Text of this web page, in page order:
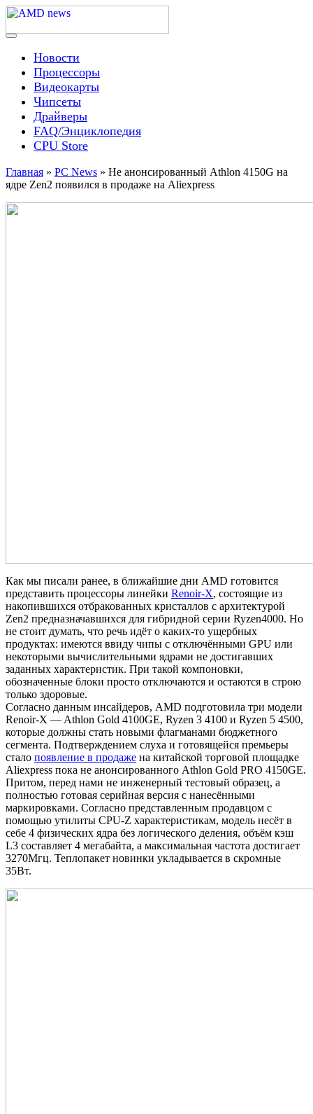
Skip
content
AMD news
Menu
Новости
Процессоры
Видеокарты
Чипсеты
Драйверы
FAQ/Энциклопедия
CPU Store
Главная » PC News » Не анонсированный Athlon 4150G на
ядре Zen2 появился в продаже на Aliexpress
Как мы писали ранее, в ближайшие дни AMD готовится
представить процессоры линейки Renoir-X, состоящие из
накопившихся отбракованных кристаллов с архитектурой
Zen2 предназначавшихся для гибридной серии Ryzen4000. Но
не стоит думать, что речь идёт о каких-то ущербных
продуктах: имеются ввиду чипы с отключёнными GPU или
некоторыми вычислительными ядрами не достигавших
заданных характеристик. При такой компоновки,
обозначенные блоки просто отключаются и остаются в строю
только здоровые.
Согласно данным инсайдеров, AMD подготовила три модели
Renoir-X — Athlon Gold 4100GE, Ryzen 3 4100 и Ryzen 5 4500,
которые должны стать новыми флагманами бюджетного
сегмента. Подтверждением слуха и готовящейся премьеры
стало появление в продаже на китайской торговой площадке
Aliexpress пока не анонсированного Athlon Gold PRO 4150GE.
Притом, перед нами не инженерный тестовый образец, а
полностью готовая серийная версия с нанесёнными
маркировками. Согласно представленным продавцом с
помощью утилиты CPU-Z характеристикам, модель несёт в
себе 4 физических ядра без логического деления, объём кэш
L3 составляет 4 мегабайта, а максимальная частота достигает
3270Мгц. Теплопакет новинки укладывается в скромные
35Вт.